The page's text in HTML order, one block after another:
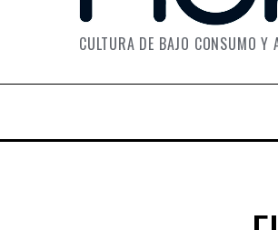
CULTURA DE BAJO CONSUMO Y